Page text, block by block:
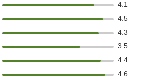
4.1
4.5
4.3
3.5
4.4
4.6